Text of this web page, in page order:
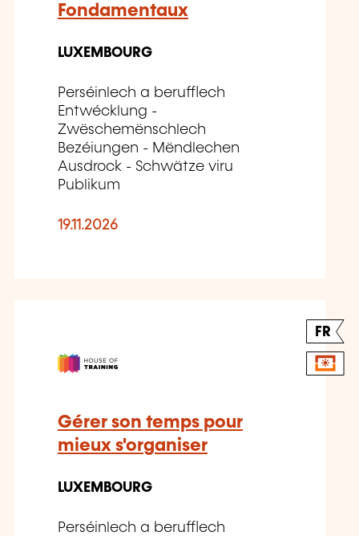
Fondamentaux
LUXEMBOURG
Perséinlech a berufflech
Entwécklung -
Zwëschemënschlech
Bezéiungen - Mëndlechen
Ausdrock - Schwätze viru
Publikum
19.11.2026
FR
Gérer son temps pour
mieux s'organiser
LUXEMBOURG
Perséinlech a berufflech